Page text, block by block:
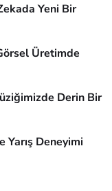
Yeni Bir
Üretimde
Derin Bir
Yarış Deneyimi